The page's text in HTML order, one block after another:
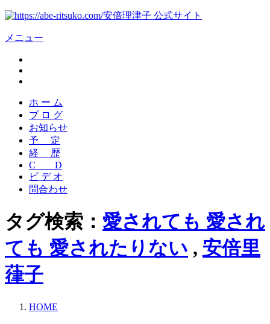
安倍理津子 公式サイト
メニュー
ホ ー ム
ブ ロ グ
お知らせ
予 定
経 歴
C D
ビ デ オ
問合わせ
タグ検索： 愛されても 愛され
ても 愛されたりない , 安倍里
葎子
HOME